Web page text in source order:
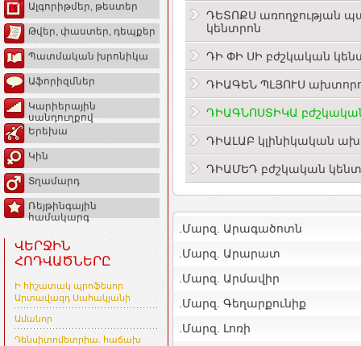
Ալգորիթմեր, թեստեր
Թվեր, փաստեր, դեպքեր
Պատմական խրոնիկա
Աֆորիզմներ
Կարիերային
սանդուղքով
Երեխա
Կին
Տղամարդ
Ռեյթինգային
համակարգ
ՎԵՐՋԻՆ
ՀՈԴՎԱԾՆԵՐԸ
Ի հիշատակ պրոֆեսոր
Արտավազդ Սահակյանի
Ամանոր
Դենսիտոմետրիա. հաճախ
ԴԵՏՈՔՍ առողջության
կենտրոն
ԴԻ ՓԻ ՍԻ բժշկական
ԴԻԱԳԵՆ ՊԼՅՈՒՍ
ԴԻԱԳՆՈՍՏԻԿԱ
ԴԻԱԼԱԲ կլինիկական
ԴԻԱՄԵԴ բժշկական
.Մարզ. Արագածոտն
.Մարզ. Արարատ
.Մարզ. Արմավիր
.Մարզ. Գեղարքունիք
.Մարզ. Լոռի